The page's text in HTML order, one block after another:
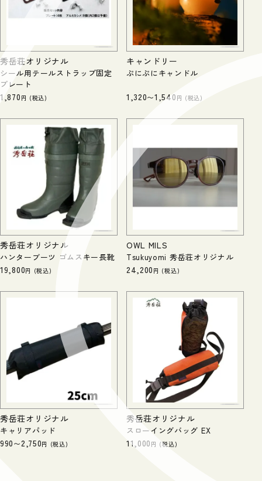
秀岳荘オリジナル
シール用テールストラップ固定
プレート
1,870 税込
キャンドリー
ぷにぷにキャンドル
1,320〜1,540 税込
秀岳荘オリジナル
ハンターブーツ ゴムスキー長靴
19,800 税込
OWL MILS
Tsukuyomi 秀岳荘オリジナル
24,200 税込
秀岳荘オリジナル
キャリアパッド
990〜2,750 税込
秀岳荘オリジナル
スローイングバッグ EX
11,000 税込